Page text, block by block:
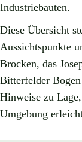
Industriebauten.
Diese Übersicht
Aussichtspunkte
Brocken, das
Bitterfelder
Hinweise zu
Umgebung